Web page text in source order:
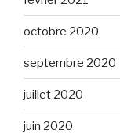
octobre 2020
septembre 2020
juillet 2020
juin 2020